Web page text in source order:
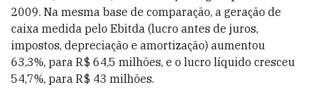
2009. Na mesma base de comparação, a geração de
caixa medida pelo Ebitda (lucro antes de juros,
impostos, depreciação e amortização) aumentou
63,3%, para R$ 64,5 milhões, e o lucro líquido cresceu
54,7%, para R$ 43 milhões.